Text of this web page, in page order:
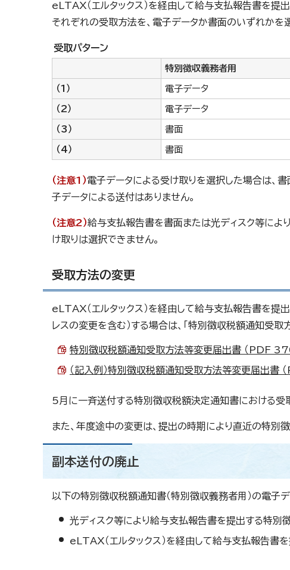
eLTAX（エルタックス）を経由して給与支払報告書を提出
それぞれの受取方法を、電子データか書面のいずれかを
受取パターン
特別徴収義務者用
（1） 電子データ
（2） 電子データ
（3） 書面
（4） 書面
（注意1）電子データによる受け取りを選択した場合は、
子データによる送付はありません。
（注意2）給与支払報告書を書面または光ディスク等によ
け取りは選択できません。
受取方法の変更
eLTAX（エルタックス）を経由して給与支払報告書を提
レスの変更を含む）する場合は、「特別徴収税額通知受
特別徴収税額通知受取方法等変更届出書 （PDF
（記入例）特別徴収税額通知受取方法等変更届出書
5月に一斉送付する特別徴収税額決定通知書における受
また、年度途中の変更は、提出の時期により直近の特別
副本送付の廃止
以下の特別徴収税額通知書（特別徴収義務者用）の電子デ
光ディスク等により給与支払報告書を提出する特別
eLTAX（エルタックス）を経由して給与支払報告書